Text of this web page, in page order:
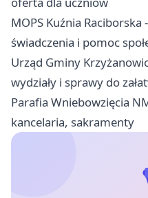
MOPS Kuźnia
świadczenia i pomoc
Urząd Gminy
wydziały i sprawy do
Parafia Wniebowzięcia
kancelaria, sakramenty